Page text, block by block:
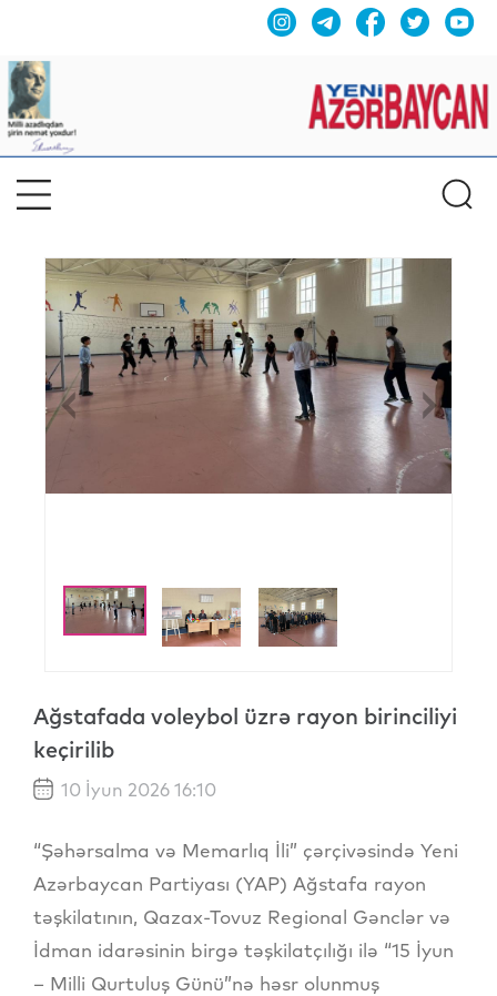
Previous
Ağstafada voleybol üzrə rayon birinciliyi
keçirilib
10 İyun 2026 16:10
“Şəhərsalma və Memarlıq İli” çərçivəsində Yeni
Azərbaycan Partiyası (YAP) Ağstafa rayon
təşkilatının, Qazax-Tovuz Regional Gənclər və
İdman idarəsinin birgə təşkilatçılığı ilə “15 İyun
– Milli Qurtuluş Günü”nə həsr olunmuş